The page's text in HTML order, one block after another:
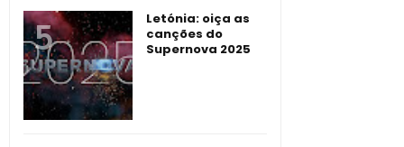
Letónia: oiça as
canções do
Supernova 2025